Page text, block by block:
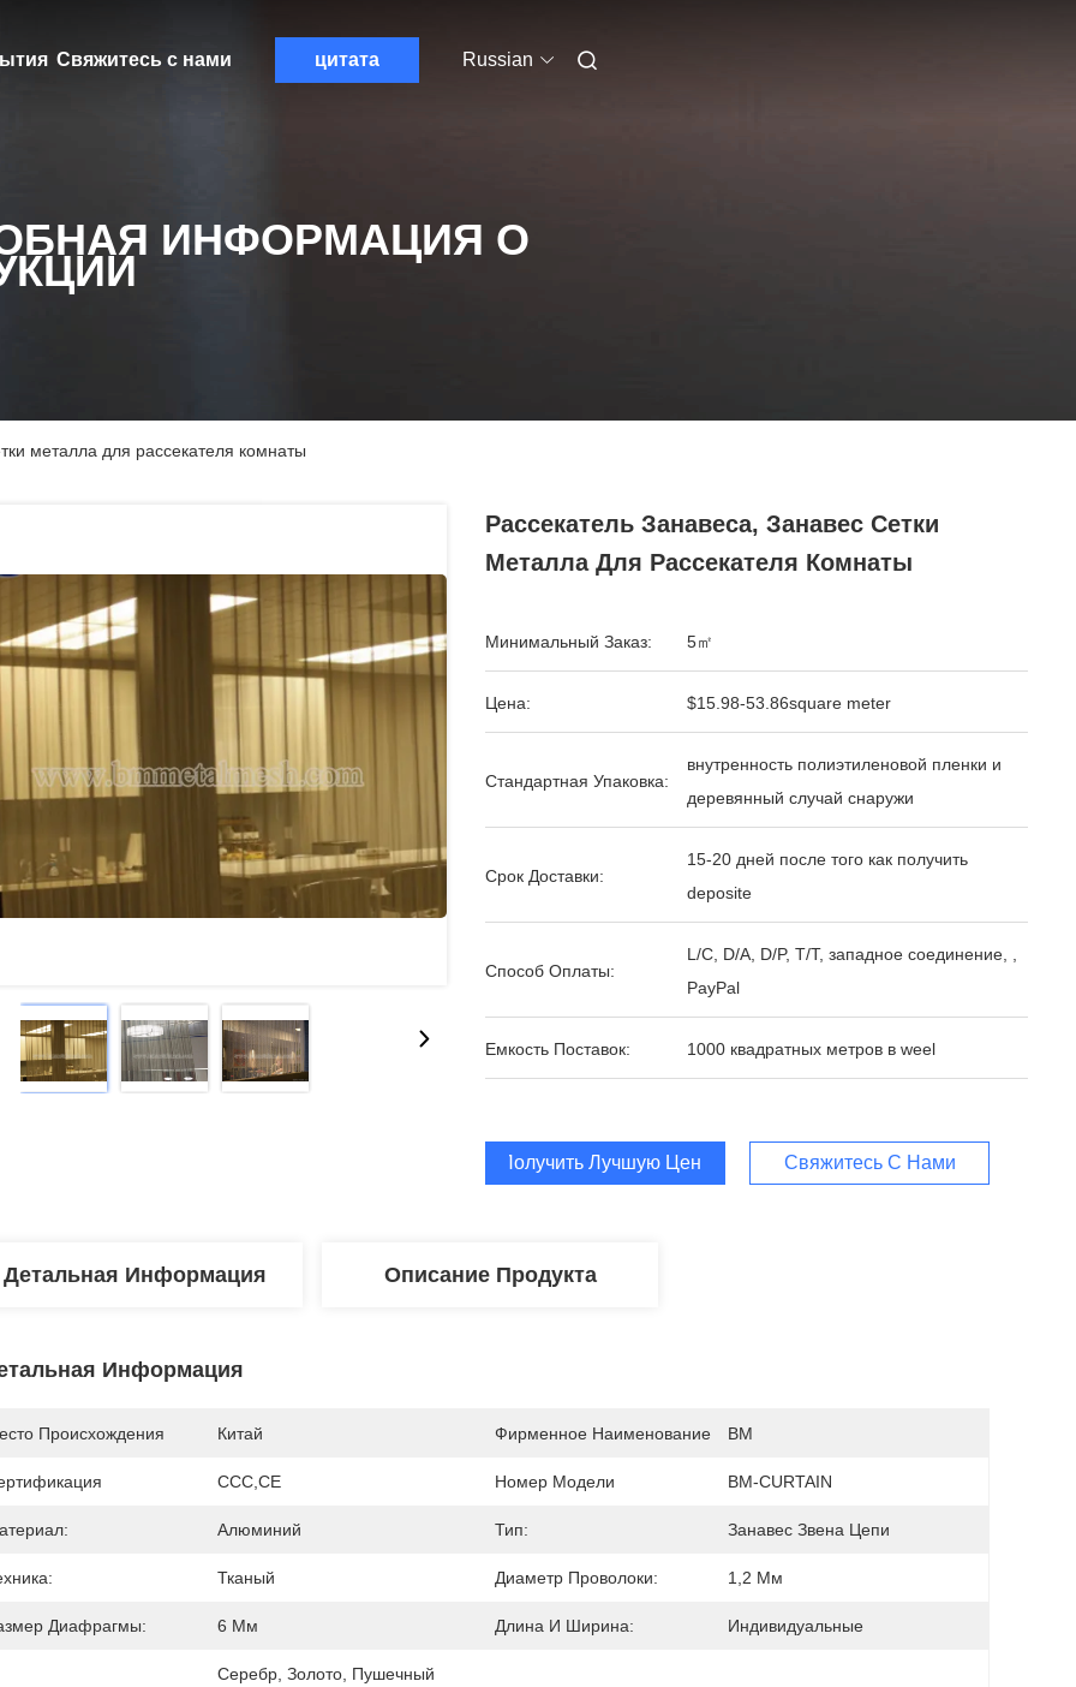
Свяжитесь с нами цитата Russian
ИНФОРМАЦИЯ О
металла для рассекателя комнаты
Рассекатель Занавеса, Занавес Сетки
Металла Для Рассекателя Комнаты
Минимальный Заказ: 5㎡
Цена: $15.98-53.86square meter
Стандартная Упаковка:
внутренность полиэтиленовой пленки и
деревянный случай снаружи
Срок Доставки:
15-20 дней после того как получить
deposite
Способ Оплаты:
L/C, D/A, D/P, T/T, западное соединение, ,
PayPal
Емкость Поставок: 1000 квадратных метров в weel
Получить Лучшую Цену Свяжитесь С Нами
Детальная Информация Описание Продукта
Информация
Происхождения Китай Фирменное Наименование BM
CCC,CE Номер Модели BM-CURTAIN
Алюминий Тип: Занавес Звена Цепи
Тканый Диаметр Проволоки: 1,2 Мм
Диафрагмы: 6 Мм Длина И Ширина: Индивидуальные
Серебр, Золото, Пушечный